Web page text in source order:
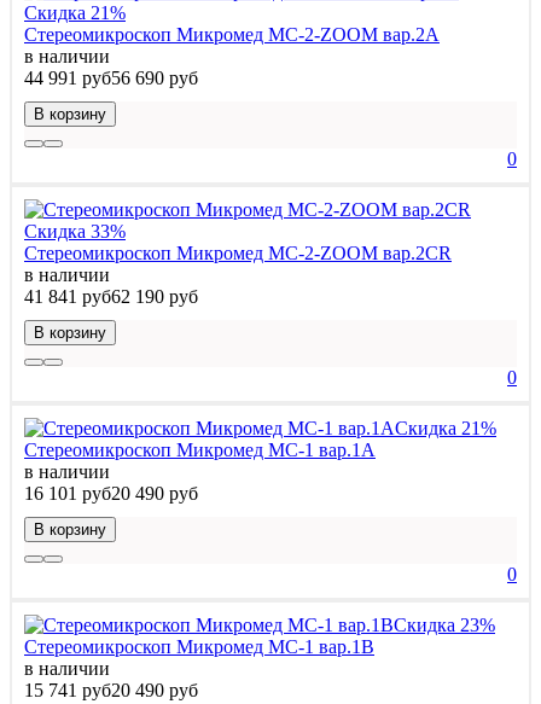
Скидка 21%
Стереомикроскоп Микромед MC-2-ZOOM вар.2A
в наличии
44 991 руб56 690 руб
В корзину
0
Скидка 33%
Стереомикроскоп Микромед MC-2-ZOOM вар.2CR
в наличии
41 841 руб62 190 руб
В корзину
0
Скидка 21%
Стереомикроскоп Микромед МС-1 вар.1A
в наличии
16 101 руб20 490 руб
В корзину
0
Скидка 23%
Стереомикроскоп Микромед МС-1 вар.1B
в наличии
15 741 руб20 490 руб